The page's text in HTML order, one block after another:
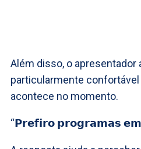
Além disso, o
particularmente
acontece no momento.
“𝗣𝗿𝗲𝗳𝗶𝗿𝗼 𝗽𝗿𝗼𝗴𝗿𝗮𝗺𝗮𝘀 𝗲𝗺